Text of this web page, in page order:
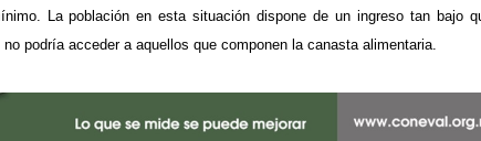
La población en esta situación dispone de un ingreso tan bajo
podría acceder a aquellos que componen la canasta alimentaria.​